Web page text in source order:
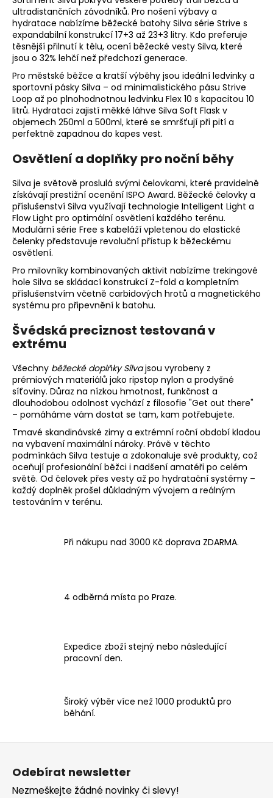
u
ultradistančních závodníků. Pro nošení výbavy a
hydratace nabízíme běžecké batohy Silva série Strive s
expandabilní konstrukcí 17+3 až 23+3 litry. Kdo preferuje
těsnější přilnutí k tělu, ocení běžecké vesty Silva, které
jsou o 32% lehčí než předchozí generace.
Pro městské běžce a kratší výběhy jsou ideální ledvinky a
sportovní pásky Silva – od minimalistického pásu Strive
Loop až po plnohodnotnou ledvinku Flex 10 s kapacitou 10
litrů. Hydrataci zajistí měkké láhve Silva Soft Flask v
objemech 250ml a 500ml, které se smršťují při pití a
perfektně zapadnou do kapes vest.
Osvětlení a doplňky pro noční běhy
Silva je světově proslulá svými čelovkami, které pravidelně
získávají prestižní ocenění ISPO Award. Běžecké čelovky a
příslušenství Silva využívají technologie Intelligent Light a
Flow Light pro optimální osvětlení každého terénu.
Modulární série Free s kabeláží vpletenou do elastické
čelenky představuje revoluční přístup k běžeckému
osvětlení.
Pro milovníky kombinovaných aktivit nabízíme trekingové
hole Silva se skládací konstrukcí Z-fold a kompletním
příslušenstvím včetně carbidových hrotů a magnetického
systému pro připevnění k batohu.
Švédská preciznost testovaná v
extrému
Všechny běžecké doplňky Silvajsou vyrobeny z
prémiových materiálů jako ripstop nylon a prodyšné
síťoviny. Důraz na nízkou hmotnost, funkčnost a
dlouhodobou odolnost vychází z filosofie "Get out there"
– pomáháme vám dostat se tam, kam potřebujete.
Tmavé skandinávské zimy a extrémní roční období kladou
na vybavení maximální nároky. Právě v těchto
podmínkách Silva testuje a zdokonaluje své produkty, což
oceňují profesionální běžci i nadšení amatéři po celém
světě. Od čelovek přes vesty až po hydratační systémy –
každý doplněk prošel důkladným vývojem a reálným
testováním v terénu.
Při nákupu nad 3000 Kč doprava ZDARMA.
4 odběrná místa po Praze.
Expedice zboží stejný nebo následující
pracovní den.
Široký výběr více než 1000 produktů pro
běhání.
Odebírat newsletter
Nezmeškejte žádné novinky či slevy!